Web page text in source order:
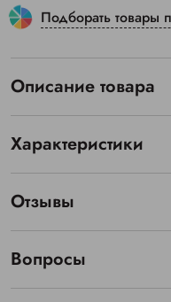
Подборать товары
Описание товара
Характеристики
Отзывы
Вопросы